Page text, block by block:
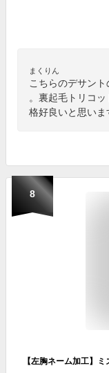
まくりん
こちらのデサン
。裏起毛トリコ
格好良いと思いま
8